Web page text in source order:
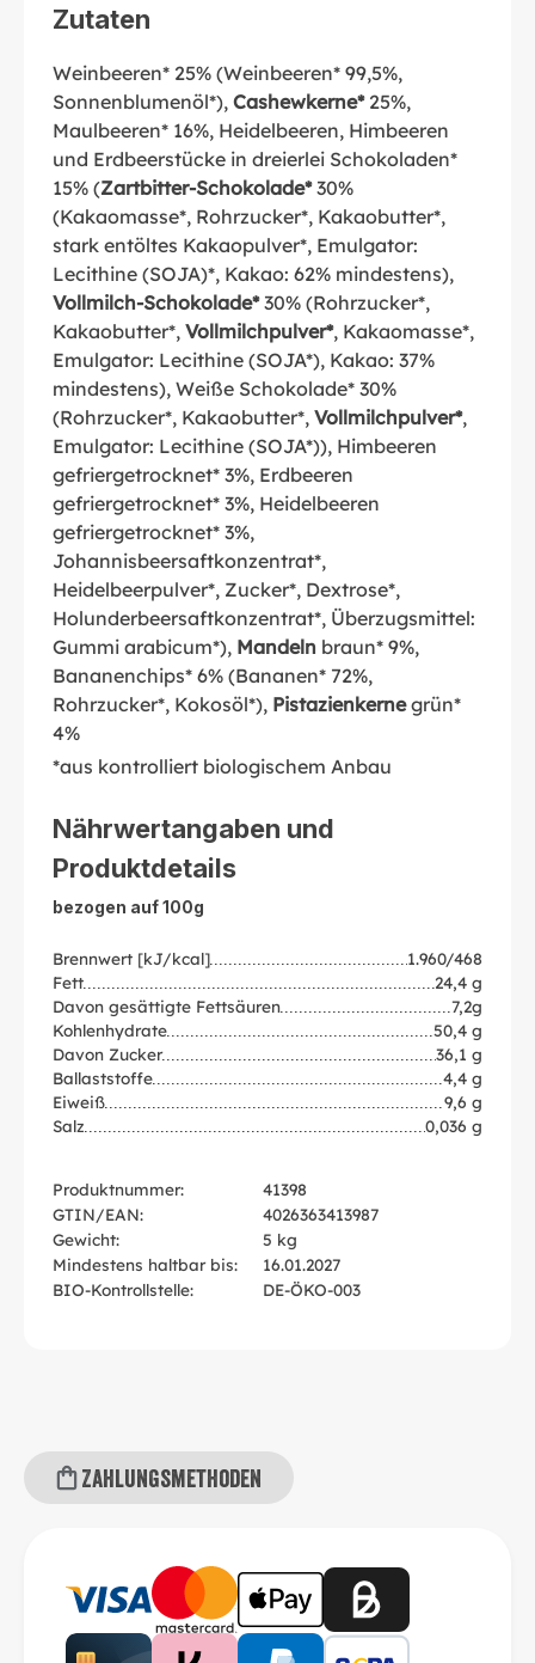
Zutaten
Weinbeeren* 25% (Weinbeeren* 99,5%,
Sonnenblumenöl*), Cashewkerne*25%,
Maulbeeren* 16%, Heidelbeeren, Himbeeren
und Erdbeerstücke in dreierlei Schokoladen*
15% (Zartbitter-Schokolade*30%
(Kakaomasse*, Rohrzucker*, Kakaobutter*,
stark entöltes Kakaopulver*, Emulgator:
Lecithine (SOJA)*, Kakao: 62% mindestens),
Vollmilch-Schokolade*30% (Rohrzucker*,
Kakaobutter*, Vollmilchpulver*, Kakaomasse*,
Emulgator: Lecithine (SOJA*), Kakao: 37%
mindestens), Weiße Schokolade* 30%
(Rohrzucker*, Kakaobutter*, Vollmilchpulver*,
Emulgator: Lecithine (SOJA*)), Himbeeren
gefriergetrocknet* 3%, Erdbeeren
gefriergetrocknet* 3%, Heidelbeeren
gefriergetrocknet* 3%,
Johannisbeersaftkonzentrat*,
Heidelbeerpulver*, Zucker*, Dextrose*,
Holunderbeersaftkonzentrat*, Überzugsmittel:
Gummi arabicum*), Mandeln braun* 9%,
Bananenchips* 6% (Bananen* 72%,
Rohrzucker*, Kokosöl*), Pistazienkernegrün*
4%
*aus kontrolliert biologischem Anbau
Nährwertangaben und
Produktdetails
bezogen auf 100g
Brennwert [kJ/kcal]
1.960/468
Fett
24,4 g
Davon gesättigte Fettsäuren
7,2g
Kohlenhydrate
50,4 g
Davon Zucker
36,1 g
Ballaststoffe
4,4 g
Eiweiß
9,6 g
Salz
0,036 g
Produktnummer:
41398
GTIN/EAN:
4026363413987
Gewicht:
5 kg
Mindestens haltbar bis:
16.01.2027
BIO-Kontrollstelle:
DE-ÖKO-003
Zahlungsmethoden